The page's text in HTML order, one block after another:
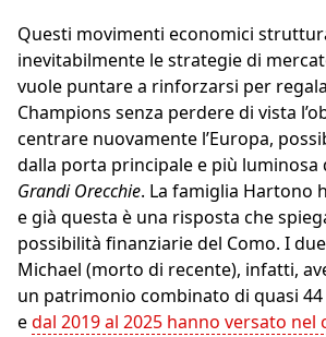
Questi movimenti economici
inevitabilmente le strategie di
vuole puntare a rinforzarsi per
Champions senza perdere di vista
centrare nuovamente l’Europa,
dalla porta principale e più luminosa
Grandi Orecchie. La famiglia Hartono
e già questa è una risposta che
possibilità finanziarie del Como. I
Michael (morto di recente), infatti,
un patrimonio combinato di quasi
edal 2019 al 2025 hanno versato nel